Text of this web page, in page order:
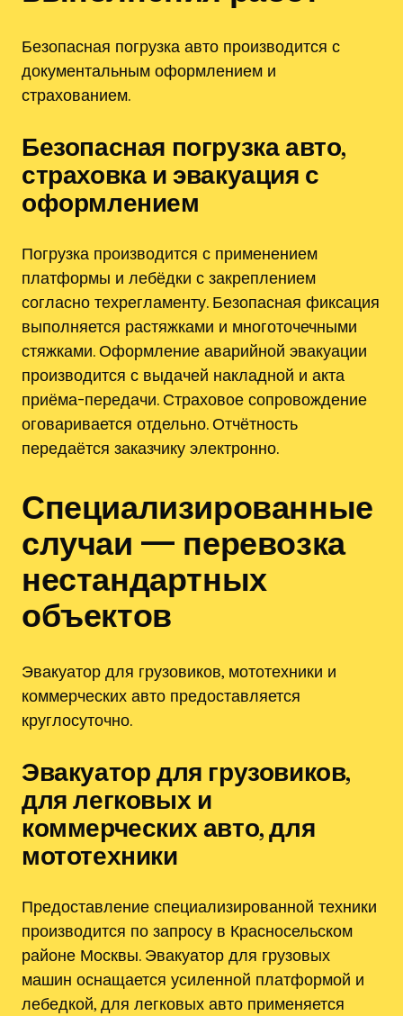
Безопасная погрузка авто производится с
документальным оформлением и
страхованием.
Безопасная погрузка авто,
страховка и эвакуация с
оформлением
Погрузка производится с применением
платформы и лебёдки с закреплением
согласно техрегламенту. Безопасная фиксация
выполняется растяжками и многоточечными
стяжками. Оформление аварийной эвакуации
производится с выдачей накладной и акта
приёма-передачи. Страховое сопровождение
оговаривается отдельно. Отчётность
передаётся заказчику электронно.
Специализированные
случаи — перевозка
нестандартных
объектов
Эвакуатор для грузовиков, мототехники и
коммерческих авто предоставляется
круглосуточно.
Эвакуатор для грузовиков,
для легковых и
коммерческих авто, для
мототехники
Предоставление специализированной техники
производится по запросу в Красносельском
районе Москвы. Эвакуатор для грузовых
машин оснащается усиленной платформой и
лебедкой, для легковых авто применяется